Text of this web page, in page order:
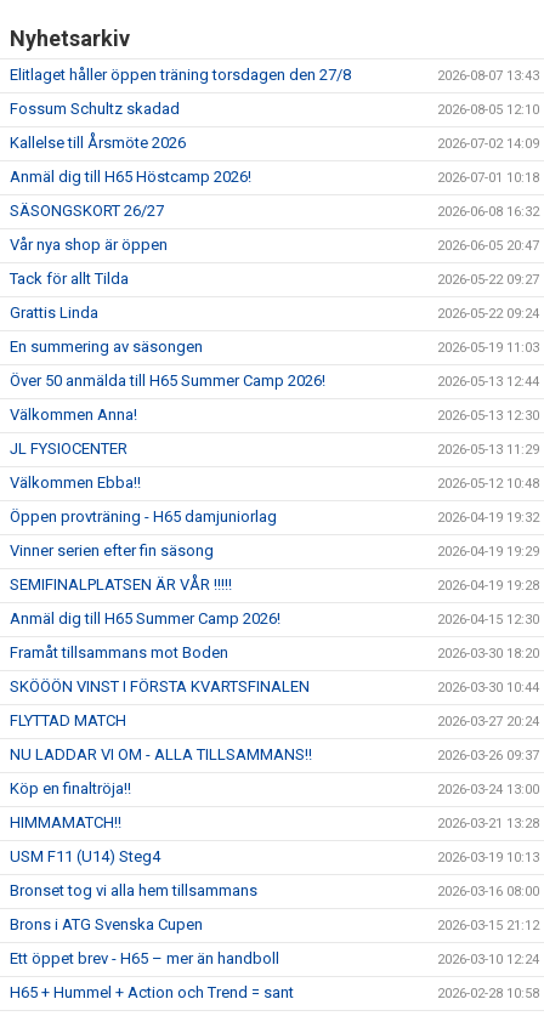
Nyhetsarkiv
Elitlaget håller öppen träning torsdagen den 27/8 2026-08-07 13:43
Fossum Schultz skadad 2026-08-05 12:10
Kallelse till Årsmöte 2026 2026-07-02 14:09
Anmäl dig till H65 Höstcamp 2026! 2026-07-01 10:18
SÄSONGSKORT 26/27 2026-06-08 16:32
Vår nya shop är öppen 2026-06-05 20:47
Tack för allt Tilda 2026-05-22 09:27
Grattis Linda 2026-05-22 09:24
En summering av säsongen 2026-05-19 11:03
Över 50 anmälda till H65 Summer Camp 2026! 2026-05-13 12:44
Välkommen Anna! 2026-05-13 12:30
JL FYSIOCENTER 2026-05-13 11:29
Välkommen Ebba!! 2026-05-12 10:48
Öppen provträning - H65 damjuniorlag 2026-04-19 19:32
Vinner serien efter fin säsong 2026-04-19 19:29
SEMIFINALPLATSEN ÄR VÅR !!!!! 2026-04-19 19:28
Anmäl dig till H65 Summer Camp 2026! 2026-04-15 12:30
Framåt tillsammans mot Boden 2026-03-30 18:20
SKÖÖÖN VINST I FÖRSTA KVARTSFINALEN 2026-03-30 10:44
FLYTTAD MATCH 2026-03-27 20:24
NU LADDAR VI OM - ALLA TILLSAMMANS!! 2026-03-26 09:37
Köp en finaltröja!! 2026-03-24 13:00
HIMMAMATCH!! 2026-03-21 13:28
USM F11 (U14) Steg4 2026-03-19 10:13
Bronset tog vi alla hem tillsammans 2026-03-16 08:00
Brons i ATG Svenska Cupen 2026-03-15 21:12
Ett öppet brev - H65 – mer än handboll 2026-03-10 12:24
H65 + Hummel + Action och Trend = sant 2026-02-28 10:58